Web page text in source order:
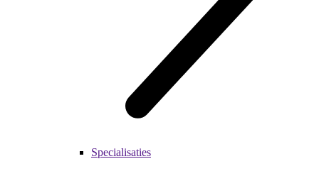
Specialisaties